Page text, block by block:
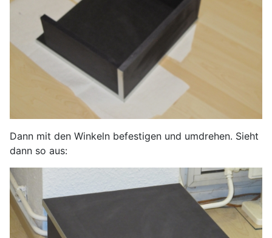
Dann mit den Winkeln befestigen und umdrehen. Sieht
dann so aus: